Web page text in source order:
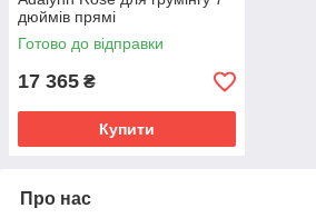
дюймів прямі
Готово до відправки
17 365 ₴
Купити
Про нас